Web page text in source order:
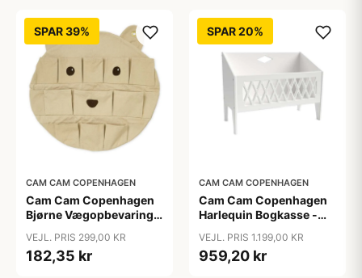
SPAR 39%
CAM CAM COPENHAGEN
Cam Cam Copenhagen
Bjørne Vægopbevaring -
VEJL. PRIS 299,00 KR
182,35 kr
SPAR 20%
CAM CAM COPENHAGEN
Cam Cam Copenhagen
Harlequin Bogkasse -
VEJL. PRIS 1.199,00 KR
959,20 kr